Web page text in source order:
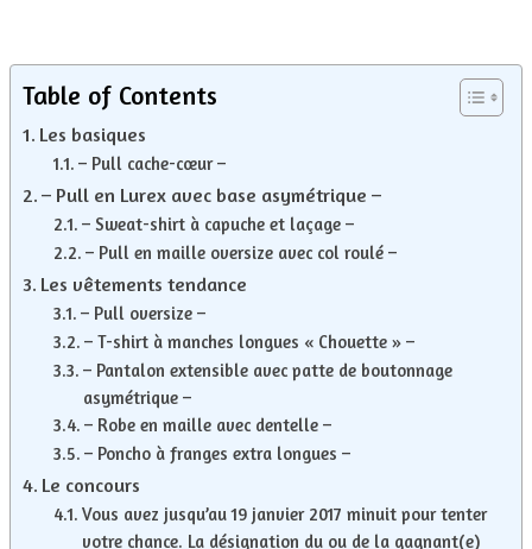
Table of Contents
Les basiques
– Pull cache-cœur –
– Pull en Lurex avec base asymétrique –
– Sweat-shirt à capuche et laçage –
– Pull en maille oversize avec col roulé –
Les vêtements tendance
– Pull oversize –
– T-shirt à manches longues « Chouette » –
– Pantalon extensible avec patte de boutonnage
asymétrique –
– Robe en maille avec dentelle –
– Poncho à franges extra longues –
Le concours
Vous avez jusqu’au 19 janvier 2017 minuit pour tenter
votre chance. La désignation du ou de la gagnant(e)